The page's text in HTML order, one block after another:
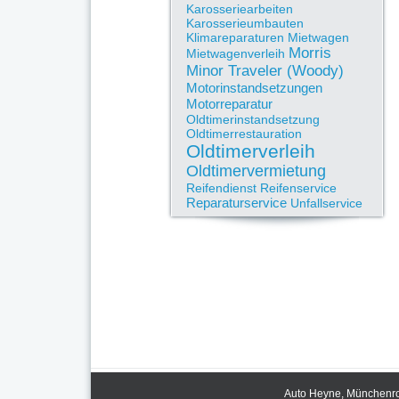
Karosseriearbeiten
Karosserieumbauten
Klimareparaturen Mietwagen
Mietwagenverleih Morris
Minor Traveler (Woody)
Motorinstandsetzungen
Motorreparatur
Oldtimerinstandsetzung
Oldtimerrestauration
Oldtimerverleih
Oldtimervermietung
Reifendienst Reifenservice
Reparaturservice Unfallservice
Auto Heyne,